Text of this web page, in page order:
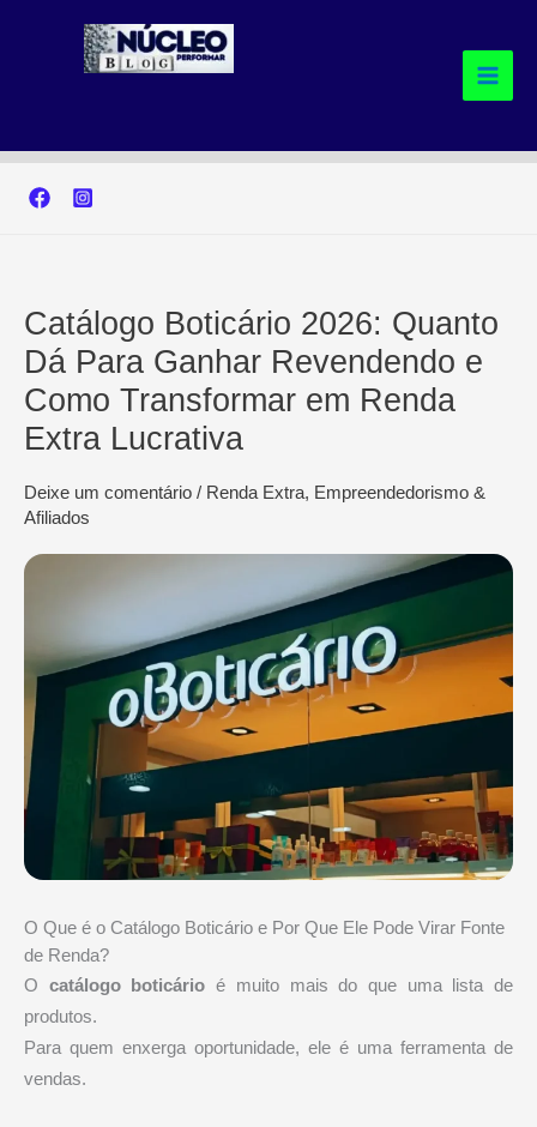
Catálogo Boticário 2026: Quanto
Dá Para Ganhar Revendendo e
Como Transformar em Renda
Extra Lucrativa
Deixe um comentário / Renda Extra, Empreendedorismo &
Afiliados
O Que é o Catálogo Boticário e Por Que Ele Pode Virar Fonte
de Renda?
O catálogo boticário é muito mais do que uma lista de
produtos.
Para quem enxerga oportunidade, ele é uma ferramenta de
vendas.